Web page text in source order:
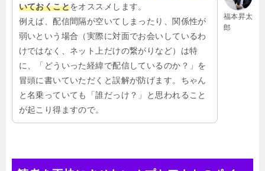
福本昇太
郎
いておくことをオススメします。
例えば、配信間隔が空いてしまったり、関係性が
弱いという場合（実際に対面でお会いしているわ
けではなく、ネット上だけの繋がりなど）は特
に、「どういった経緯で配信しているのか？」を
冒頭に書いていただくと誤解が防げます。ちゃん
と名乗っていても「誰だっけ？」と思われること
が起こり得ますので。